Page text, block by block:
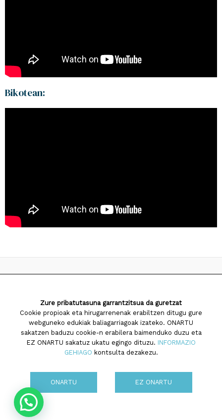
Bikotean:
Diseinua eta garapena:TaPuntu
Cookien politika
Pribatutasun politika
Zure pribatutasuna garrantzitsua da guretzat
Cookie propioak eta hirugarrenenak erabiltzen ditugu gure
webguneko edukiak baliagarriagoak izateko. ONARTU
sakatzen baduzu cookie-n erabilera baimenduko duzu eta
EZ ONARTU sakatuz ukatu egingo dituzu. INFORMAZIO
GEHIAGO kontsulta dezakezu.
ONARTU EZ ONARTU